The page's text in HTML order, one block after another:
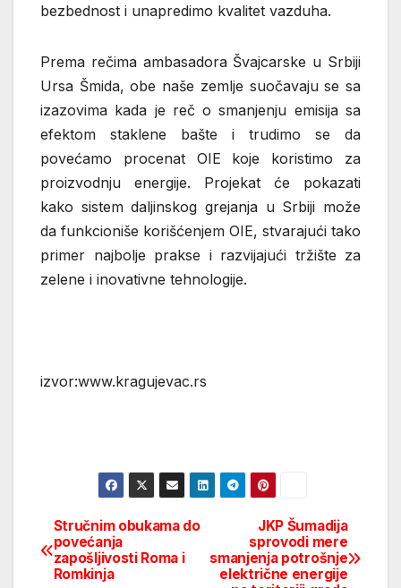
bezbednost i unapredimo kvalitet vazduha.
Prema rečima ambasadora Švajcarske u Srbiji
Ursa Šmida, obe naše zemlje suočavaju se sa
izazovima kada je reč o smanjenju emisija sa
efektom staklene bašte i trudimo se da
povećamo procenat OIE koje koristimo za
proizvodnju energije. Projekat će pokazati
kako sistem daljinskog grejanja u Srbiji može
da funkcioniše korišćenjem OIE, stvarajući tako
primer najbolje prakse i razvijajući tržište za
zelene i inovativne tehnologije.
izvor:www.kragujevac.rs
Post
navigation
JKP Šumadija
sprovodi mere
smanjenja potrošnje
električne energije
Stručnim obukama do
povećanja
zapošljivosti Roma i
Romkinja